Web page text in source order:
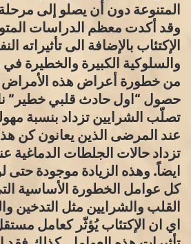
المتنوعة دون أن يصلو إلى
وقد أكدت معظم الدراسات
الإكتئاب بالإضافة الى تأثيراته
والسلوكية الكبيرة والخطيرة في
من خطورة أعراض هذه الأمراض
حصول “اول حادث قلبي خطير”
عند المرضى الذين يعانون كن
تزداد حالات الجلطات الدماغية
ايضاً. وهذه الزيادة موجودة حتى لو
كل عوامل الخطورة الأساسية
القلب والشرايين مثل التدخين
اي ان الإكتئاب يُؤثّر كعامل